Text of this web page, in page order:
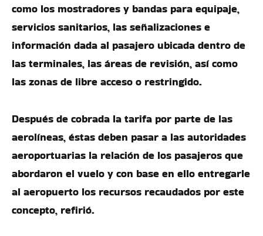
como los mostradores y bandas para equipaje,
servicios sanitarios, las señalizaciones e
información dada al pasajero ubicada dentro de
las terminales, las áreas de revisión, así como
las zonas de libre acceso o restringido.
Después de cobrada la tarifa por parte de las
aerolíneas, éstas deben pasar a las autoridades
aeroportuarias la relación de los pasajeros que
abordaron el vuelo y con base en ello entregarle
al aeropuerto los recursos recaudados por este
concepto, refirió.